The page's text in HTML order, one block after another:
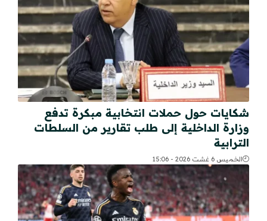
شكايات حول حملات انتخابية مبكرة تدفع
وزارة الداخلية إلى طلب تقارير من السلطات
الترابية
الخميس 6 غشت 2026 - 15:06